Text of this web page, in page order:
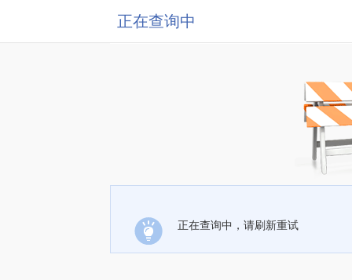
正在查询中
正在查询中，请刷新重试